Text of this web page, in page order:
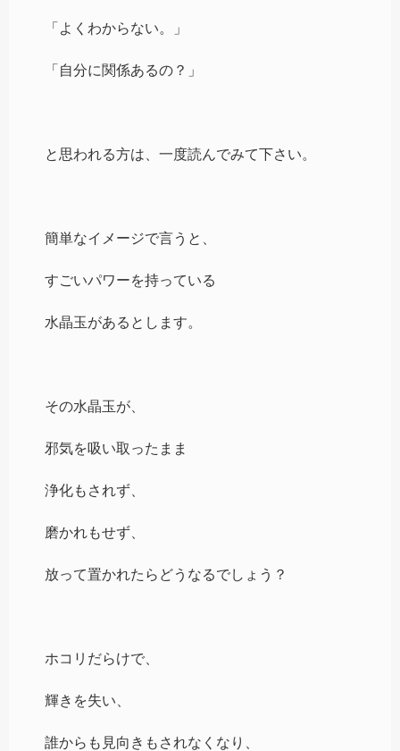
「よくわからない。」
「自分に関係あるの？」
と思われる方は、一度読んでみて下さい。
簡単なイメージで言うと、
すごいパワーを持っている
水晶玉があるとします。
その水晶玉が、
邪気を吸い取ったまま
浄化もされず、
磨かれもせず、
放って置かれたらどうなるでしょう？
ホコリだらけで、
輝きを失い、
誰からも見向きもされなくなり、